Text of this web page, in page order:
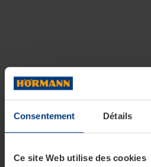
Consentement Détails
Ce site Web utilise des cookies